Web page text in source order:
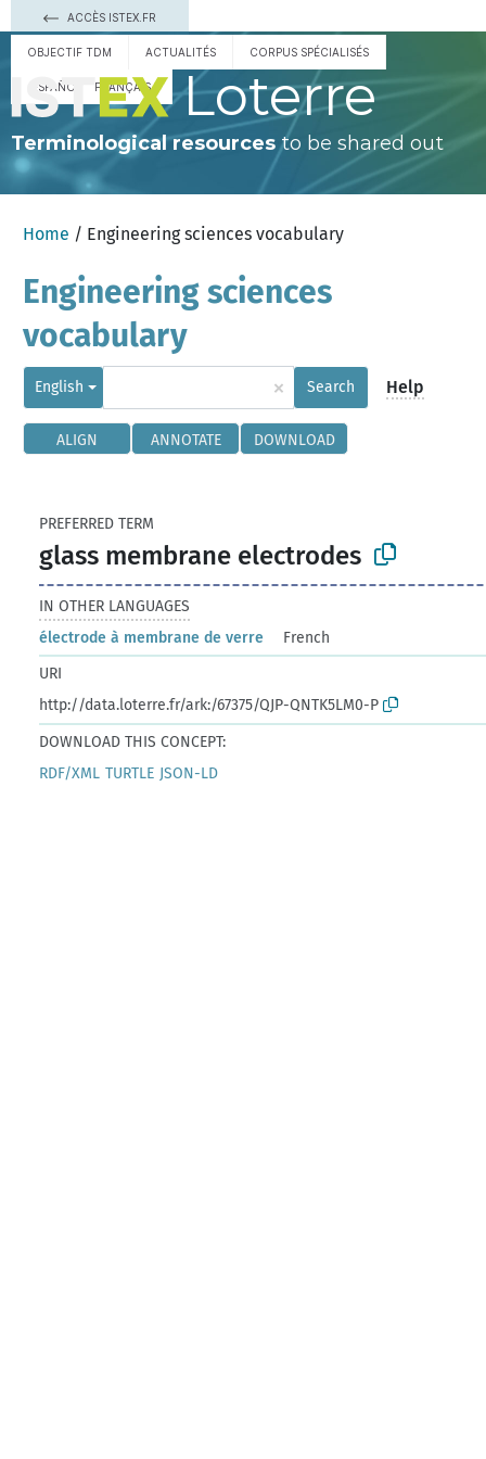
ACCÈS ISTEX.FR
OBJECTIF TDM ACTUALITÉS CORPUS SPÉCIALISÉS
ESPAÑOL FRANÇAIS Loterre
Terminological resourcesto be shared out
Home / Engineering sciences vocabulary
Engineering sciences
vocabulary
English × Search Help
ALIGN ANNOTATE DOWNLOAD
PREFERRED TERM
glass membrane electrodes
IN OTHER LANGUAGES
électrode à membrane de verre
French
URI
http://data.loterre.fr/ark:/67375/QJP-QNTK5LM0-P
DOWNLOAD THIS CONCEPT:
RDF/XML TURTLE JSON-LD